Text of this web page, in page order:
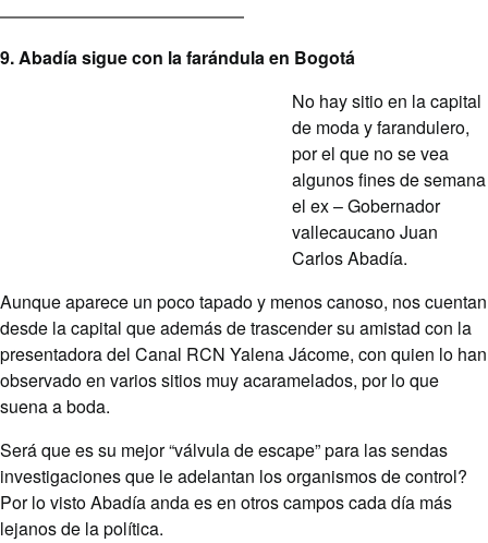
9. Abadía sigue con la farándula en Bogotá
No hay sitio en la capital
de moda y farandulero,
por el que no se vea
algunos fines de semana
el ex – Gobernador
vallecaucano Juan
Carlos Abadía.
Aunque aparece un poco tapado y menos canoso, nos cuentan
desde la capital que además de trascender su amistad con la
presentadora del Canal RCN Yalena Jácome, con quien lo han
observado en varios sitios muy acaramelados, por lo que
suena a boda.
Será que es su mejor “válvula de escape” para las sendas
investigaciones que le adelantan los organismos de control?
Por lo visto Abadía anda es en otros campos cada día más
lejanos de la política.